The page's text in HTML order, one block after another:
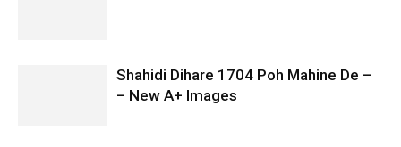
Shahidi Dihare 1704 Poh Mahine De –
– New A+ Images